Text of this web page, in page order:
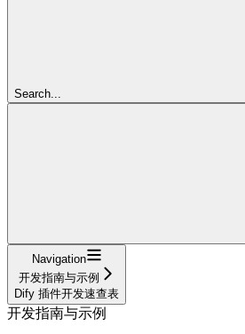
Search...
Navigation
开发指南与示例
Dify 插件开发速查表
开发指南与示例